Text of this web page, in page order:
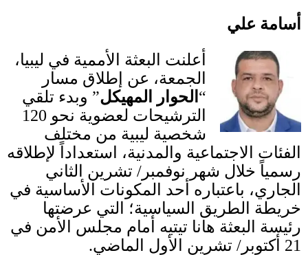
أسامة علي
أعلنت البعثة الأممية في ليبيا،
الجمعة، عن إطلاق مسار
“ الحوار المهيكل” وبدء تلقي
الترشيحات لعضوية نحو 120
شخصية ليبية من مختلف
الفئات الاجتماعية والمدنية، استعداداً لإطلاقه
رسمياً خلال شهر نوفمبر / تشرين الثاني
الجاري، باعتباره أحد المكونات الأساسية في
خريطة الطريق السياسية؛ التي عرضتها
رئيسة البعثة هانا تيتيه أمام مجلس الأمن في
21 أكتوبر / تشرين الأول الماضي.